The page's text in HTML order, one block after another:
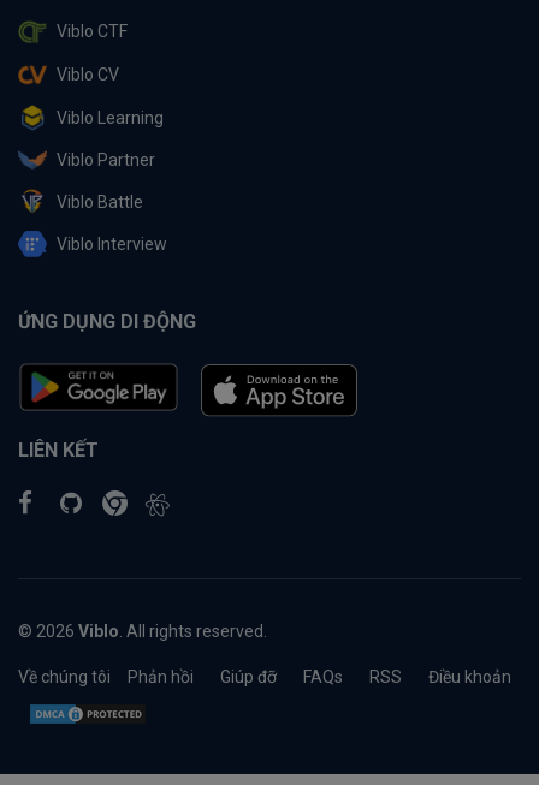
Viblo CTF
Viblo CV
Viblo Learning
Viblo Partner
Viblo Battle
Viblo Interview
ỨNG DỤNG DI ĐỘNG
LIÊN KẾT
© 2026 Viblo . All rights reserved.
Về chúng tôi Phản hồi Giúp đỡ FAQs RSS Điều khoản